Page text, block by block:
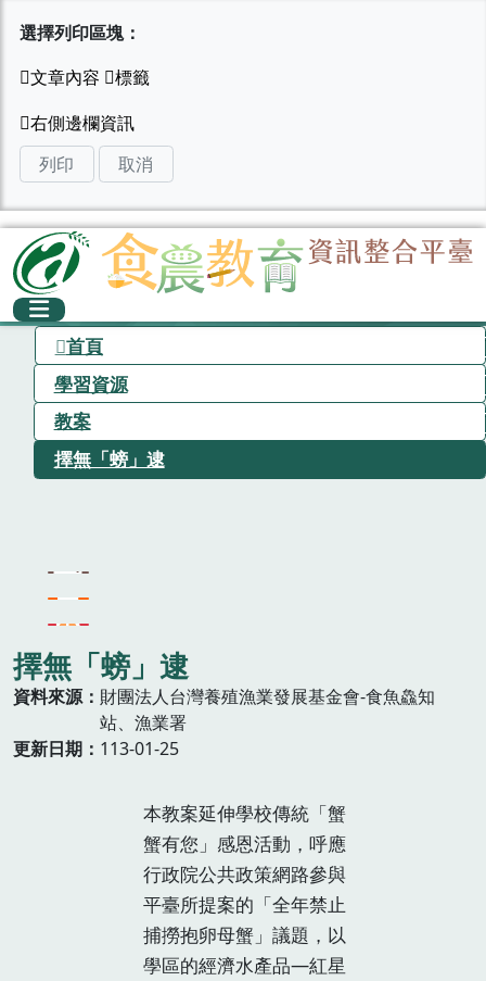
選擇列印區塊：
列印 取消
首頁
學習資源
教案
擇無「螃」逮
擇無「螃」逮
資料來源
財團法人台灣養殖漁業發展基金會-食魚鱻知
站、漁業署
更新日期
113-01-25
本教案延伸學校傳統「蟹
蟹有您」感恩活動，呼應
行政院公共政策網路參與
平臺所提案的「全年禁止
捕撈抱卵母蟹」議題，以
學區的經濟水產品—紅星